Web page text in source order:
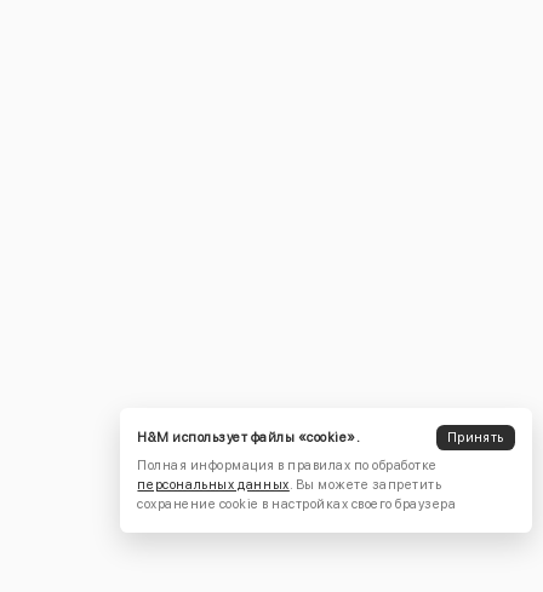
H&M использует файлы «cookie».
Принять
Полная информация в правилах по обработке
персональных данных. Вы можете запретить
сохранение cookie в настройках своего браузера